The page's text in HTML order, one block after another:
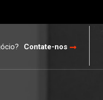
Contate-nos